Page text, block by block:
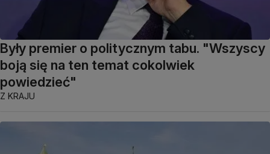
Były premier o politycznym tabu. "Wszyscy
boją się na ten temat cokolwiek
powiedzieć"
Z KRAJU